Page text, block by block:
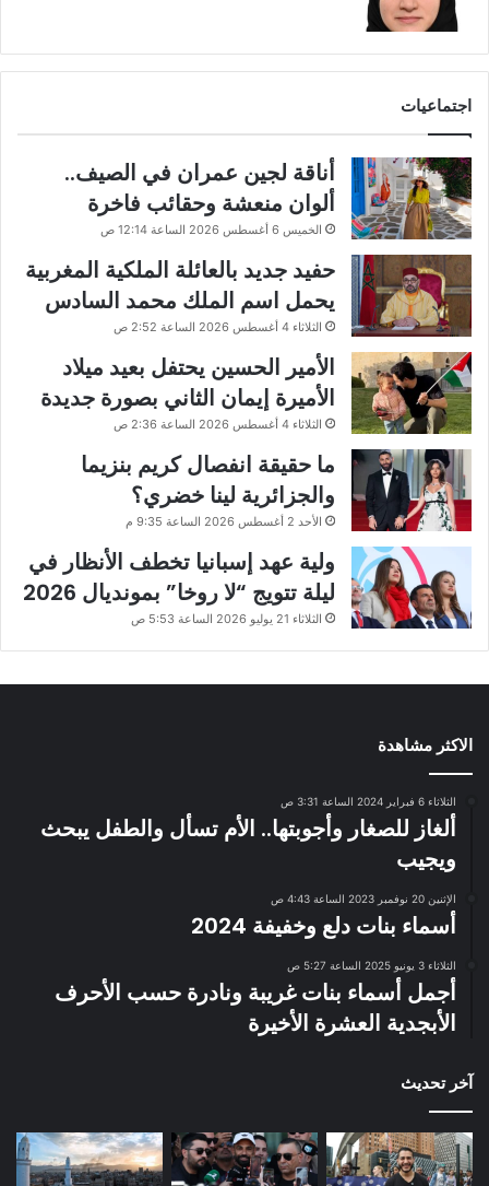
اجتماعيات
أناقة لجين عمران في الصيف..
ألوان منعشة وحقائب فاخرة
الخميس 6 أغسطس 2026 الساعة 12:14 ص
حفيد جديد بالعائلة الملكية المغربية
يحمل اسم الملك محمد السادس
الثلاثاء 4 أغسطس 2026 الساعة 2:52 ص
الأمير الحسين يحتفل بعيد ميلاد
الأميرة إيمان الثاني بصورة جديدة
الثلاثاء 4 أغسطس 2026 الساعة 2:36 ص
ما حقيقة انفصال كريم بنزيما
والجزائرية لينا خضري؟
الأحد 2 أغسطس 2026 الساعة 9:35 م
ولية عهد إسبانيا تخطف الأنظار في
ليلة تتويج “لا روخا” بمونديال 2026
الثلاثاء 21 يوليو 2026 الساعة 5:53 ص
الاكثر مشاهدة
الثلاثاء 6 فبراير 2024 الساعة 3:31 ص
ألغاز للصغار وأجوبتها.. الأم تسأل والطفل يبحث
ويجيب
الإثنين 20 نوفمبر 2023 الساعة 4:43 ص
أسماء بنات دلع وخفيفة 2024
الثلاثاء 3 يونيو 2025 الساعة 5:27 ص
أجمل أسماء بنات غريبة ونادرة حسب الأحرف
الأبجدية العشرة الأخيرة
آخر تحديث